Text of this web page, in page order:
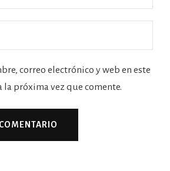
correo electrónico y web en este
la próxima vez que comente.